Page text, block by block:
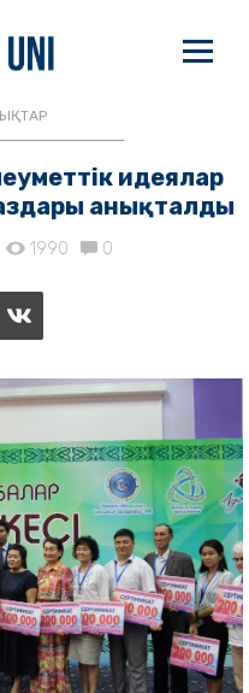
идеялар
анықталды
1990 0